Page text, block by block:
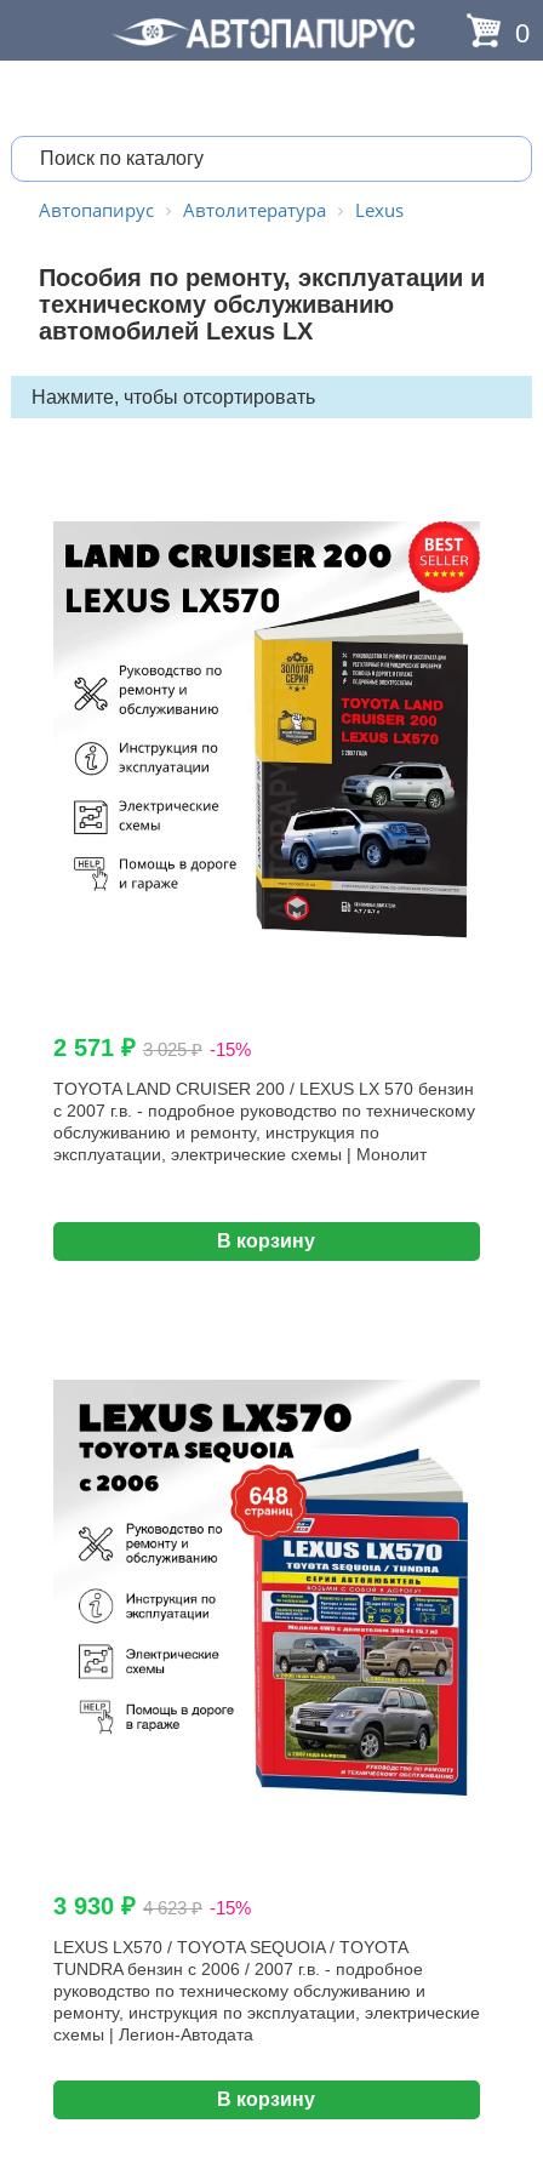
0
Автопапирус Автолитература Lexus
Пособия по ремонту, эксплуатации и
техническому обслуживанию
автомобилей Lexus LX
2 571 ₽ 3 025 ₽ -15%
TOYOTA LAND CRUISER 200 / LEXUS LX 570 бензин
с 2007 г.в. - подробное руководство по техническому
обслуживанию и ремонту, инструкция по
эксплуатации, электрические схемы | Монолит
В корзину
3 930 ₽ 4 623 ₽ -15%
LEXUS LX570 / TOYOTA SEQUOIA / TOYOTA
TUNDRA бензин с 2006 / 2007 г.в. - подробное
руководство по техническому обслуживанию и
ремонту, инструкция по эксплуатации, электрические
схемы | Легион-Aвтодата
В корзину